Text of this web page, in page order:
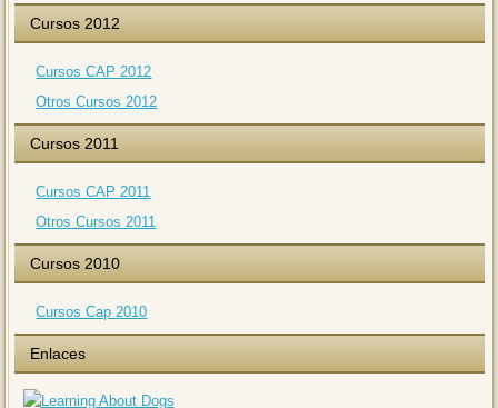
Cursos 2012
Cursos CAP 2012
Otros Cursos 2012
Cursos 2011
Cursos CAP 2011
Otros Cursos 2011
Cursos 2010
Cursos Cap 2010
Enlaces